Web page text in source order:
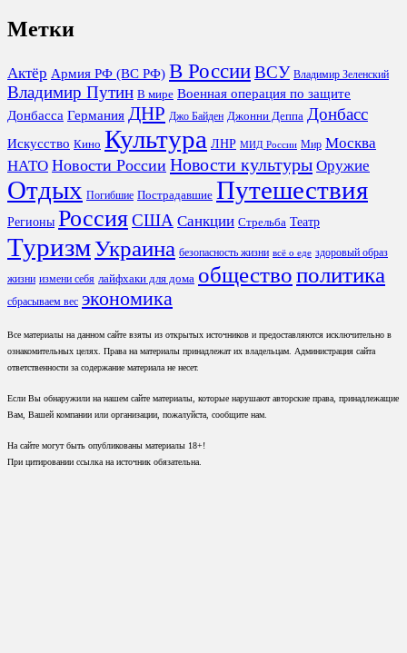
Метки
Актёр Армия РФ (ВС РФ) В РоссииВСУ Владимир Зеленский
Владимир Путин В мире Военная операция по защите
Донбасса Германия ДНР Джо Байден Джонни Деппа Донбасс
Искусство Кино Культура ЛНР МИД России Мир Москва
НАТО Новости России Новости культуры Оружие
Отдых Погибшие Пострадавшие Путешествия
Регионы Россия США Санкции Стрельба Театр
ТуризмУкраина безопасность жизни всё о еде здоровый образ
жизни измени себя лайфхаки для дома обществополитика
сбрасываем вес экономика
Все материалы на данном сайте взяты из открытых источников и предоставляются исключительно в
ознакомительных целях. Права на материалы принадлежат их владельцам. Администрация сайта
ответственности за содержание материала не несет.
Если Вы обнаружили на нашем сайте материалы, которые нарушают авторские права, принадлежащие
Вам, Вашей компании или организации, пожалуйста, сообщите нам.
На сайте могут быть опубликованы материалы 18+!
При цитировании ссылка на источник обязательна.